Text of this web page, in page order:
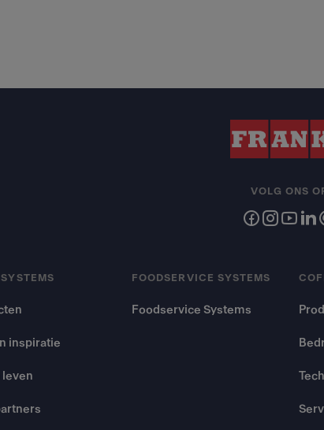
SYSTEMS
inspiratie
leven
FOODSERVICE SYSTEMS
Foodservice Systems
VOLG ONS